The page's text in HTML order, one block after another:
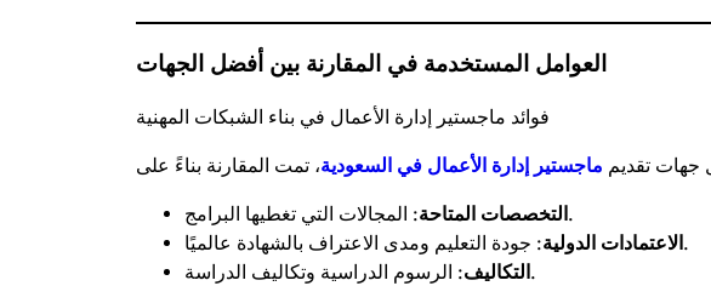
العوامل المستخدمة في المقارنة بين أفضل الجهات
فوائد ماجستير إدارة الأعمال في بناء الشبكات المهنية
جهات تقديم ماجستير إدارة الأعمال في السعودية
التخصصات المتاحة : المجالات التي تغطيها البرامج.
الاعتمادات الدولية : جودة التعليم ومدى الاعتراف بالشهادة عالميًا.
التكاليف : الرسوم الدراسية وتكاليف الدراسة.